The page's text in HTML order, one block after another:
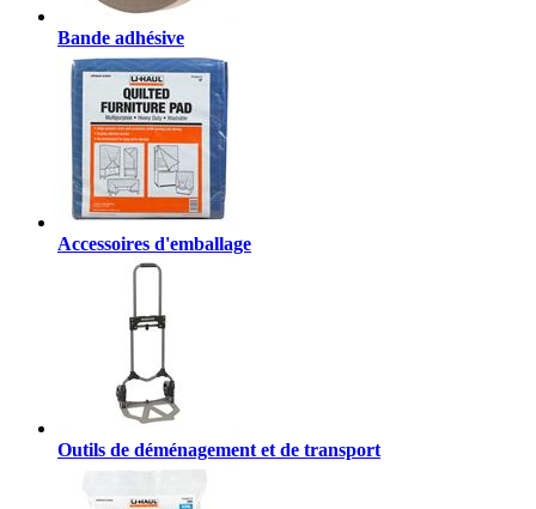
Bande adhésive
Accessoires d'emballage
Outils de déménagement et de transport